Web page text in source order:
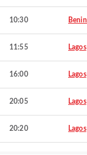
10:30
11:55 Lagos
16:00 Lagos
20:05 Lagos
20:20 Lagos